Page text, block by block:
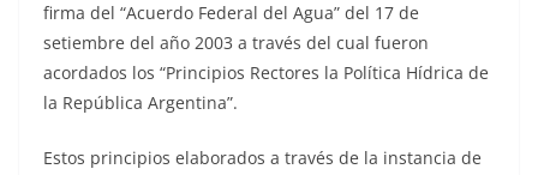
firma del “Acuerdo Federal del Agua” del 17 de
setiembre del año 2003 a través del cual fueron
acordados los “Principios Rectores la Política Hídrica de
la República Argentina”.
Estos principios elaborados a través de la instancia de